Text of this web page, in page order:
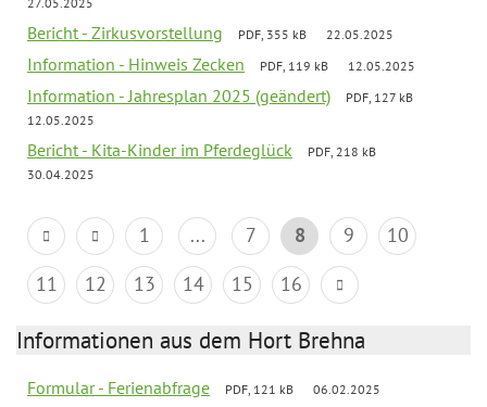
Bericht - Zirkusvorstellung PDF, 355 kB 22.05.2025
Information - Hinweis Zecken PDF, 119 kB 12.05.2025
Information - Jahresplan 2025 (geändert)
PDF, 127 kB
12.05.2025
Bericht - Kita-Kinder im Pferdeglück
PDF, 218 kB
30.04.2025
1 ... 7 8 9
10
11
12 13 14 15 16
Informationen aus dem Hort Brehna
Formular - Ferienabfrage PDF, 121 kB 06.02.2025